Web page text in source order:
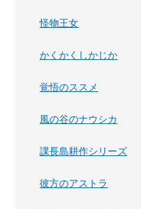
怪物王女
かくかくしかじか
覚悟のススメ
風の谷のナウシカ
課長島耕作シリーズ
彼方のアストラ